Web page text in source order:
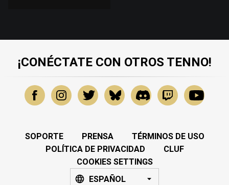
¡CONÉCTATE CON OTROS TENNO!
SOPORTE PRENSA
TÉRMINOS DE USO
POLÍTICA DE PRIVACIDAD
CLUF
COOKIES SETTINGS
ESPAÑOL